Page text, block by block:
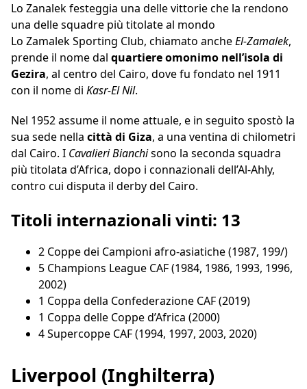
Lo Zanalek festeggia una delle vittorie che la rendono
una delle squadre più titolate al mondo
Lo Zamalek Sporting Club, chiamato ancheEl-Zamalek,
prende il nome dal quartiere omonimo nell’isola di
Gezira, al centro del Cairo, dove fu fondato nel 1911
con il nome di Kasr-El Nil.
Nel 1952 assume il nome attuale, e in seguito spostò la
sua sede nella città di Giza, a una ventina di chilometri
dal Cairo. I Cavalieri Bianchisono la seconda squadra
più titolata d’Africa, dopo i connazionali dell’Al-Ahly,
contro cui disputa il derby del Cairo.
Titoli internazionali vinti: 13
2 Coppe dei Campioni afro-asiatiche (1987, 199/)
5 Champions League CAF (1984, 1986, 1993, 1996,
2002)
1 Coppa della Confederazione CAF (2019)
1 Coppa delle Coppe d’Africa (2000)
4 Supercoppe CAF (1994, 1997, 2003, 2020)
Liverpool (Inghilterra)